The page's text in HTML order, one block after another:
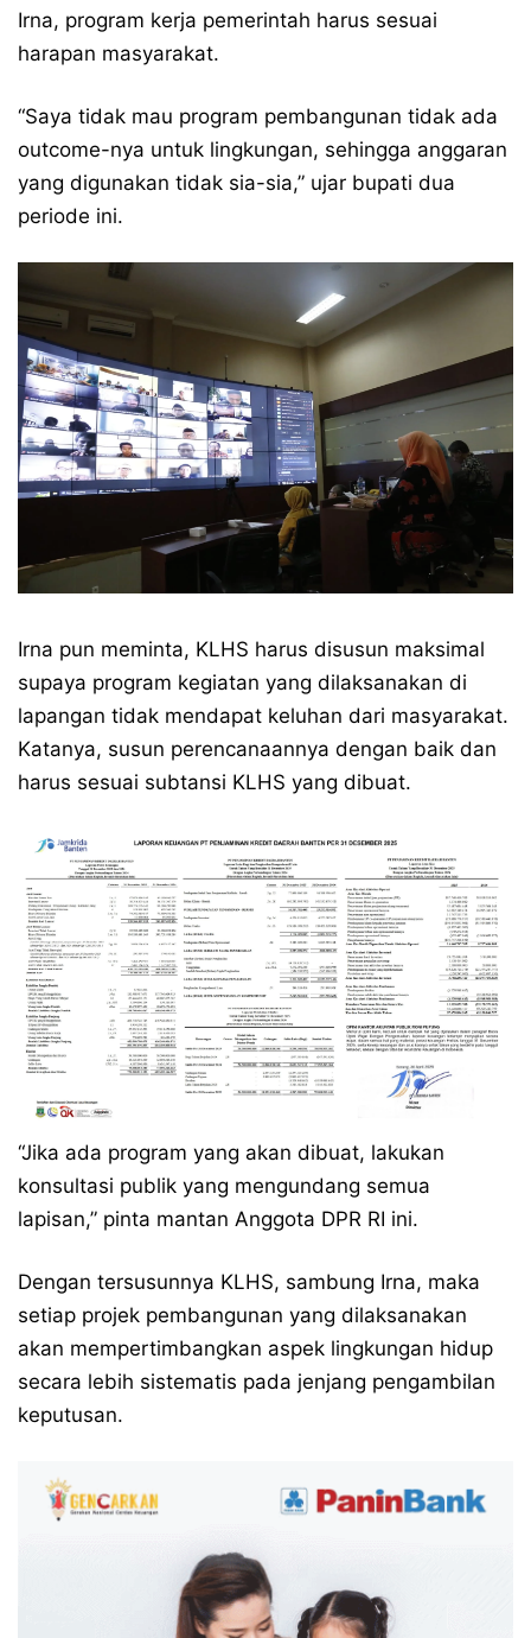
Irna, program kerja pemerintah harus sesuai
harapan masyarakat.
“Saya tidak mau program pembangunan tidak ada
outcome-nya untuk lingkungan, sehingga anggaran
yang digunakan tidak sia-sia,” ujar bupati dua
periode ini.
Irna pun meminta, KLHS harus disusun maksimal
supaya program kegiatan yang dilaksanakan di
lapangan tidak mendapat keluhan dari masyarakat.
Katanya, susun perencanaannya dengan baik dan
harus sesuai subtansi KLHS yang dibuat.
“Jika ada program yang akan dibuat, lakukan
konsultasi publik yang mengundang semua
lapisan,” pinta mantan Anggota DPR RI ini.
Dengan tersusunnya KLHS, sambung Irna, maka
setiap projek pembangunan yang dilaksanakan
akan mempertimbangkan aspek lingkungan hidup
secara lebih sistematis pada jenjang pengambilan
keputusan.